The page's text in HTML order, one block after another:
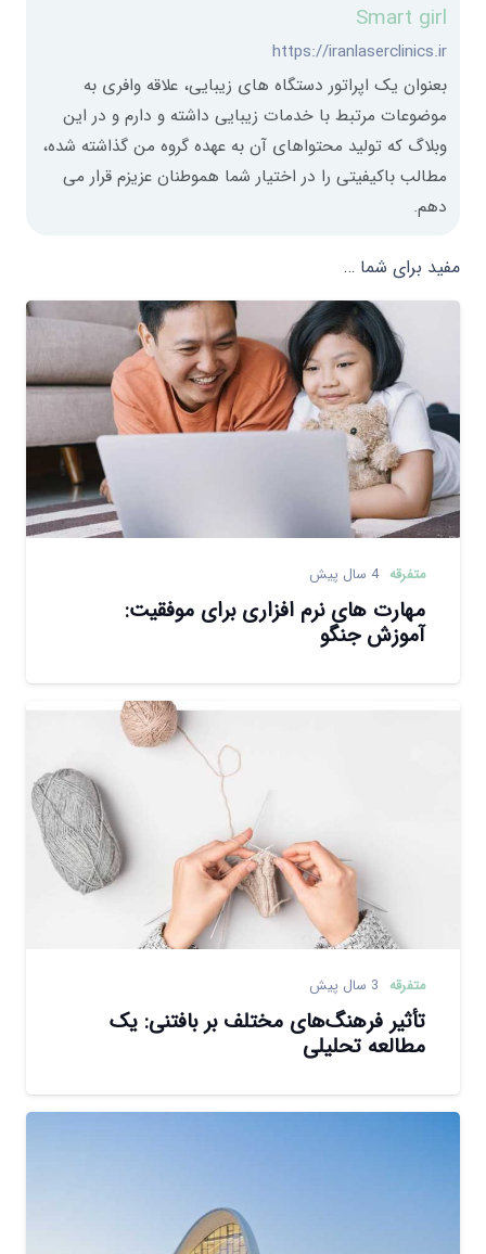
Smart girl
https://iranlaserclinics.ir
بعنوان یک اپراتور دستگاه های زیبایی، علاقه وافری به
موضوعات مرتبط با خدمات زیبایی داشته و دارم و در این
وبلاگ که تولید محتواهای آن به عهده گروه من گذاشته شده،
مطالب باکیفیتی را در اختیار شما هموطنان عزیزم قرار می
دهم.
مفید برای شما …
متفرقه 4 سال پیش
مهارت های نرم افزاری برای موفقیت:
آموزش جنگو
متفرقه 3 سال پیش
تأثیر فرهنگ‌های مختلف بر بافتنی: یک
مطالعه تحلیلی